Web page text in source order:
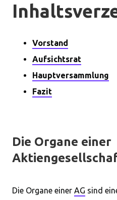
Vorstand
Aufsichtsrat
Hauptversammlung
Fazit
Die Organe einer
Die Organe einer AG sind